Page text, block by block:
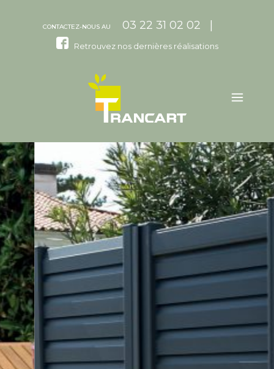
CONTACTEZ-NOUS AU 03 22 31 02 02 |
Retrouvez nos dernières réalisations